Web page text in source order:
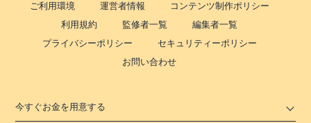
ご利用環境 運営者情報
コンテンツ制作ポリシー
利用規約
監修者一覧
編集者一覧
プライバシーポリシー
セキュリティーポリシー
お問い合わせ
今すぐお金を用意する